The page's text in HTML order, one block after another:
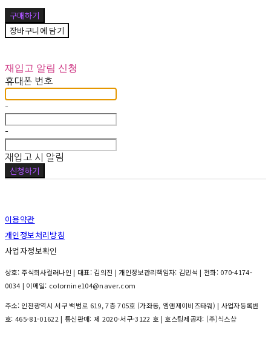
구매하기
장바구니에 담기
재입고 알림 신청
휴대폰 번호
-
-
재입고 시 알림
신청하기
이용약관
개인정보처리방침
사업자정보확인
상호: 주식회사컬러나인 | 대표: 김의진 | 개인정보관리책임자: 김민석 | 전화: 070-4174-
0034 | 이메일: colornine104@naver.com
주소: 인천광역시 서구 백범로 619, 7층 705호 (가좌동, 엠앤제이비즈타워) | 사업자등록번
호: 465-81-01622 | 통신판매: 제 2020-서구-3122 호 | 호스팅제공자: (주)식스샵